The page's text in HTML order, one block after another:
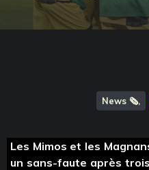
News 🗞️
Les Mimos et les
un sans-faute après